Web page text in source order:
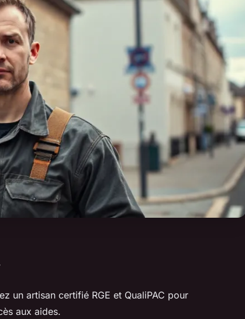
un artisan certifié RGE et QualiPAC pour
aux aides.